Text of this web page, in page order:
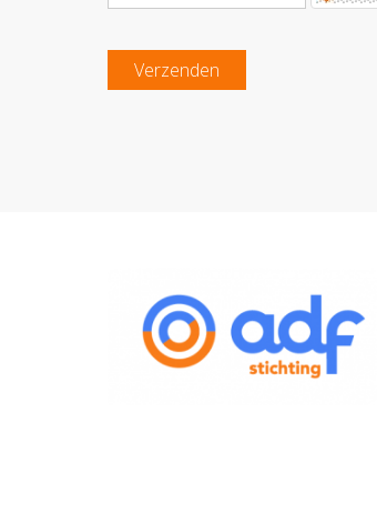
Verzenden